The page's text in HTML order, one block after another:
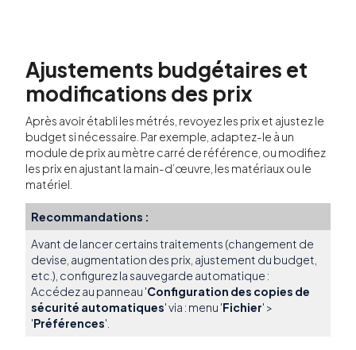
Ajustements budgétaires et
modifications des prix
Après avoir établi les métrés, revoyez les prix et ajustez le
budget si nécessaire. Par exemple, adaptez-le à un
module de prix au mètre carré de référence, ou modifiez
les prix en ajustant la main-d’œuvre, les matériaux ou le
matériel.
Recommandations :
Avant de lancer certains traitements (changement de
devise, augmentation des prix, ajustement du budget,
etc.), configurez la sauvegarde automatique :
Accédez au panneau 'Configuration des copies de
sécurité automatiques' via : menu 'Fichier' >
'Préférences'.